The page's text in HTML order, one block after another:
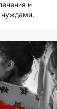
и